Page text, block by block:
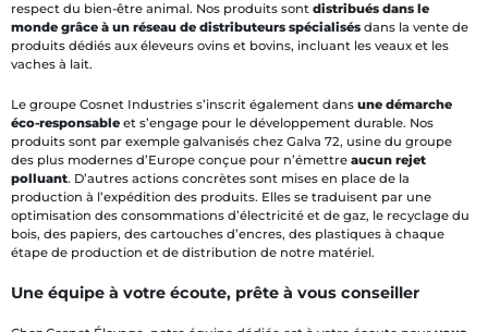
respect du bien-être animal. Nos produits sont distribués dans le
monde grâce à un réseau de distributeurs spécialisés dans la vente de
produits dédiés aux éleveurs ovins et bovins, incluant les veaux et les
vaches à lait.
Le groupe Cosnet Industries s’inscrit également dans une démarche
éco-responsable et s’engage pour le développement durable. Nos
produits sont par exemple galvanisés chez Galva 72, usine du groupe
des plus modernes d’Europe conçue pour n’émettre aucun rejet
polluant. D’autres actions concrètes sont mises en place de la
production à l’expédition des produits. Elles se traduisent par une
optimisation des consommations d’électricité et de gaz, le recyclage du
bois, des papiers, des cartouches d’encres, des plastiques à chaque
étape de production et de distribution de notre matériel.
Une équipe à votre écoute, prête à vous conseiller